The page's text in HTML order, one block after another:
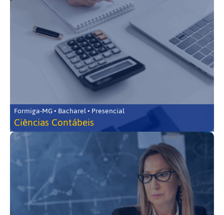
Formiga-MG • Bacharel • Presencial
Ciências Contábeis